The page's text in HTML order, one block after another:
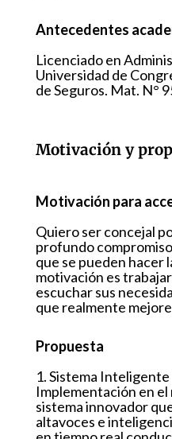
Antecedentes
Licenciado en
Universidad de
de Seguros. Mat. N°
Motivación y
Motivación para
Quiero ser concejal
profundo
que se pueden hacer
motivación es
escuchar sus
que realmente
Propuesta
1. Sistema
Implementación en
sistema innovador
altavoces e